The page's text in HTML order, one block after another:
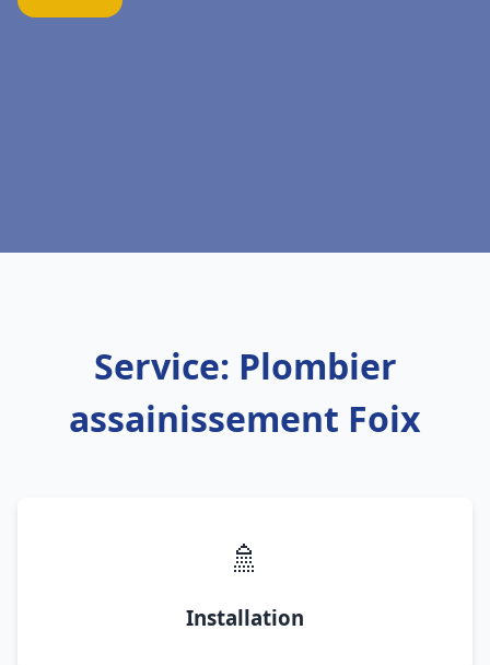
Service: Plombier
assainissement Foix
🚿
Installation